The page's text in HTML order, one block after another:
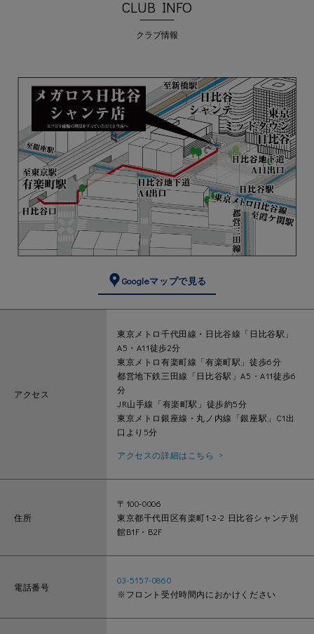
CLUB INFO
クラブ情報
Googleマップで見る
アクセス
東京メトロ千代田線・日比谷線「日比谷駅」
A5・A11徒歩2分
東京メトロ有楽町線「有楽町駅」徒歩6分
都営地下鉄三田線「日比谷駅」A5・A11徒歩6
分
JR山手線「有楽町駅」徒歩約5分
東京メトロ銀座線・丸ノ内線「銀座駅」C1出
口より5分
アクセスの詳細はこちら
住所
〒100-0006
東京都千代田区有楽町1-2-2 日比谷シャンテ別
館B1F・B2F
電話番号
03-5157-0860
※フロント受付時間内におかけください